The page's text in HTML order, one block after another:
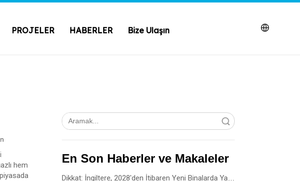
PROJELER HABERLER Bize Ulaşın
hem
En Son Haberler ve Makaleler